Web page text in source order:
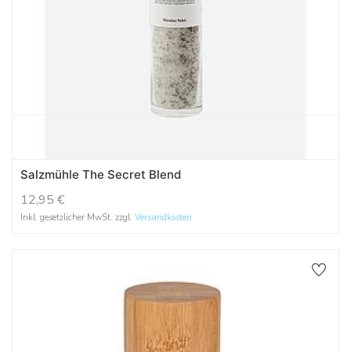
Salzmühle The Secret Blend
12,95 €
Inkl. gesetzlicher MwSt. zzgl. Versandkosten